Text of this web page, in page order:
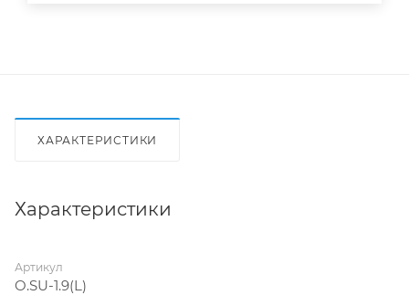
ХАРАКТЕРИСТИКИ
Характеристики
Артикул
O.SU-1.9(L)